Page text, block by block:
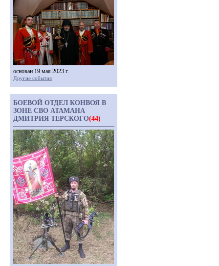
основан 19 мая 2023 г.
Другие события
БОЕВОЙ ОТДЕЛ КОНВОЯ В
ЗОНЕ СВО АТАМАНА
ДМИТРИЯ ТЕРСКОГО(44)